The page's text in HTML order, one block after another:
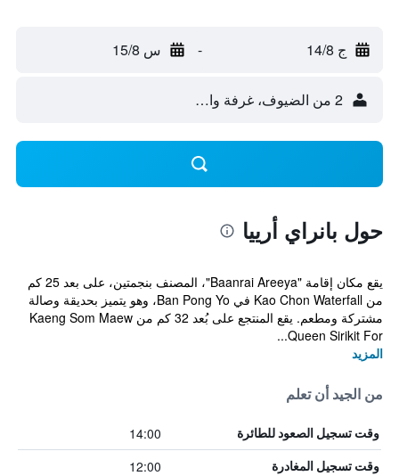
ج 14/8 - س 15/8
2 من الضيوف، غرفة واحدة
حول بانراي أرييا
يقع مكان إقامة "Baanrai Areeya"، المصنف بنجمتين، على بعد 25 كم
من Kao Chon Waterfall في Ban Pong Yo، وهو يتميز بحديقة وصالة
مشتركة ومطعم. يقع المنتجع على بُعد 32 كم من Kaeng Som Maew
Queen Sirikit For...
المزيد
من الجيد أن تعلم
وقت تسجيل الصعود للطائرة 14:00
وقت تسجيل المغادرة 12:00